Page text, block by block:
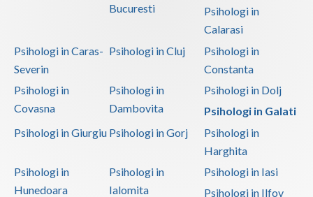
Bucuresti
Psihologi in
Calarasi
Psihologi in Caras-
Severin
Psihologi in Cluj
Psihologi in
Constanta
Psihologi in
Covasna
Psihologi in
Dambovita
Psihologi in Dolj
Psihologi in Galati
Psihologi in Giurgiu Psihologi in Gorj
Psihologi in
Harghita
Psihologi in
Hunedoara
Psihologi in
Ialomita
Psihologi in Iasi
Psihologi in Ilfov